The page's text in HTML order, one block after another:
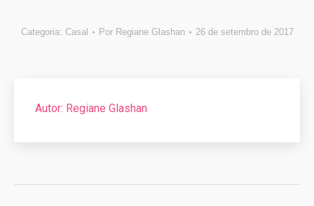
Categoria: Casal Por Regiane Glashan 26 de setembro de 2017
Autor: Regiane Glashan